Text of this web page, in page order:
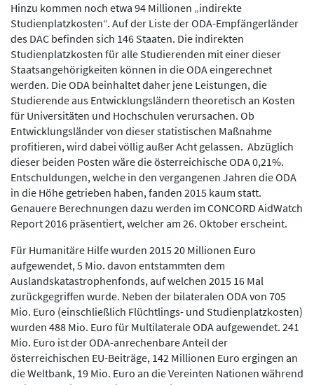
Hinzu kommen noch etwa 94 Millionen „indirekte
Studienplatzkosten“. Auf der Liste der ODA-Empfängerländer
des DAC befinden sich 146 Staaten. Die indirekten
Studienplatzkosten für alle Studierenden mit einer dieser
Staatsangehörigkeiten können in die ODA eingerechnet
werden. Die ODA beinhaltet daher jene Leistungen, die
Studierende aus Entwicklungsländern theoretisch an Kosten
für Universitäten und Hochschulen verursachen. Ob
Entwicklungsländer von dieser statistischen Maßnahme
profitieren, wird dabei völlig außer Acht gelassen. Abzüglich
dieser beiden Posten wäre die österreichische ODA 0,21%.
Entschuldungen, welche in den vergangenen Jahren die ODA
in die Höhe getrieben haben, fanden 2015 kaum statt.
Genauere Berechnungen dazu werden im CONCORD AidWatch
Report 2016 präsentiert, welcher am 26. Oktober erscheint.
Für Humanitäre Hilfe wurden 2015 20 Millionen Euro
aufgewendet, 5 Mio. davon entstammten dem
Auslandskatastrophenfonds, auf welchen 2015 16 Mal
zurückgegriffen wurde. Neben der bilateralen ODA von 705
Mio. Euro (einschließlich Flüchtlings- und Studienplatzkosten)
wurden 488 Mio. Euro für Multilaterale ODA aufgewendet. 241
Mio. Euro ist der ODA-anrechenbare Anteil der
österreichischen EU-Beiträge, 142 Millionen Euro ergingen an
die Weltbank, 19 Mio. Euro an die Vereinten Nationen während